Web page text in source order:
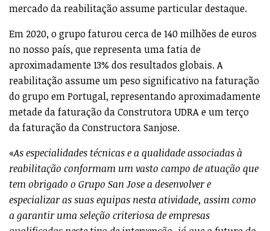
mercado da reabilitação assume particular destaque.
Em 2020, o grupo faturou cerca de 140 milhões de euros
no nosso país, que representa uma fatia de
aproximadamente 13% dos resultados globais. A
reabilitação assume um peso significativo na faturação
do grupo em Portugal, representando aproximadamente
metade da faturação da Construtora UDRA e um terço
da faturação da Constructora Sanjose.
«As especialidades técnicas e a qualidade associadas à
reabilitação conformam um vasto campo de atuação que
tem obrigado o Grupo San Jose a desenvolver e
especializar as suas equipas nesta atividade, assim como
a garantir uma seleção criteriosa de empresas